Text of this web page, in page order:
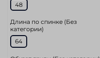
48
Длина по спинке (Без
категории)
64